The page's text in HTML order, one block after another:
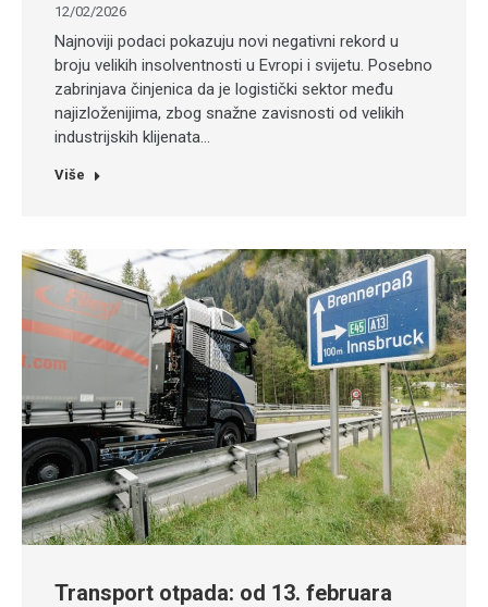
12/02/2026
Najnoviji podaci pokazuju novi negativni rekord u
broju velikih insolventnosti u Evropi i svijetu. Posebno
zabrinjava činjenica da je logistički sektor među
najizloženijima, zbog snažne zavisnosti od velikih
industrijskih klijenata…
Više
Transport otpada: od 13. februara